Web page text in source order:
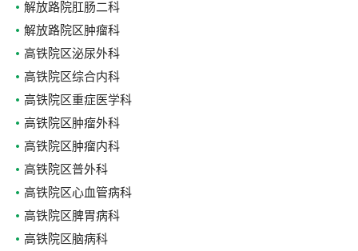
解放路院肛肠二科
解放路院区肿瘤科
高铁院区泌尿外科
高铁院区综合内科
高铁院区重症医学科
高铁院区肿瘤外科
高铁院区肿瘤内科
高铁院区普外科
高铁院区心血管病科
高铁院区脾胃病科
高铁院区脑病科